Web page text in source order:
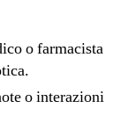
o farmacista
o interazioni